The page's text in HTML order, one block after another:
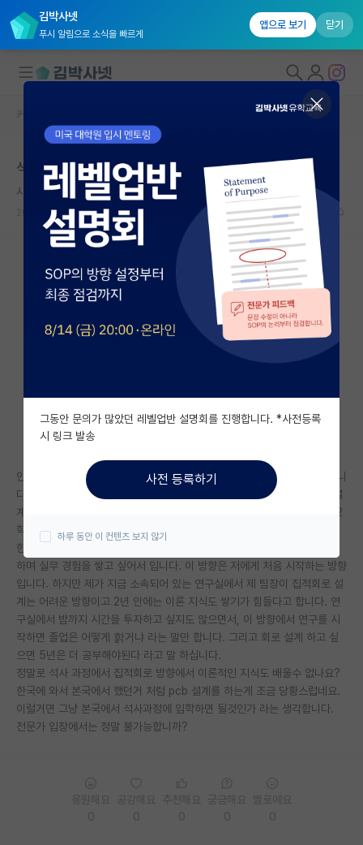
김박사넷
푸시 알림으로 소식을 빠르게
앱으로 보기 닫기
대학원생 모집
국내대학원 정보
연구실&오픈랩
커뮤니티
커뮤니티 홈
전체글보기
베스트 게시판
자유 게시판(아무개랩)
미국 유학 게시판
미국 대학원 합격 후기 게시판
대학원생 모집 게시판
연구실(PI) 홍보 게시판
석박사 채용 정보 게시판
임용 정보 게시판
학부 인턴 게시판
취업 게시판
임용 후기 게시판
커뮤니티 홈
석사과정 동안 집적회로 설계 공부 가능한가요?
시끄러운 아인슈타인
2025.10.26 1 1499
안녕하세요, 이번 학기에 인서울 대학원 (석사과정) 에 입학 외국인 학생입니
다. 제 나라에서 저는 전자공학과를 졸업했으며, pcb 회로설계- layout 설
계, verilog를 이용한 디지털 회로 설계 를 위주로 공부 해왔습니다. 학사 2
학년 때에는 회사에 취업해서 많은 실무 경험을 쌓았습니다.
한국에 유학온 이유는 반도체 칩 집적회로 설계의 방법을 배우고 직접 설계
하며 실무 경험을 쌓고 싶어서 입니다. 이 방향은 저에게 처음 시작하는 방향
입니다. 하지만 제가 지금 소속되어 있는 연구실에서 제 팀장이 집적회로 설
계는 어려운 방향이고 2년 안에는 이론 지식도 쌓기가 힘들다고 합니다. 연
구실에서 밤까지 시간을 투자하고 싶지도 않으면서, 이 방향에서 연구를 시
작하면 졸업은 어떻게 핡거냐 라는 말만 합니다. 그리고 회로 설계 하고 싶
으면 5년은 더 공부해야된다 라고 말 하십니다.
정말로 석사 과정에서 집적회로 방향에서 이론적인 지식도 배울수 없나요?
한국에 와서 본국에서 했던거 처럼 pcb 설계를 하는게 조금 당황스럽네요.
이럴거면 그냥 본국에서 석사과정에 입학하면 될것인가 라는 생각합니다.
전문가 입장에서는 정말 불가능합니까?
그동안 문의가 많았던 레벨업반 설명회를 진행합니다. *사전등록
시 링크 발송
사전 등록하기
하루 동안 이 컨텐츠 보지 않기